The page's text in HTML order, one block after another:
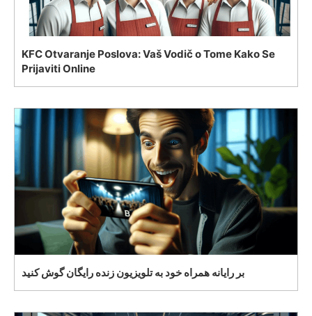
KFC Otvaranje Poslova: Vaš Vodič o Tome Kako Se
Prijaviti Online
بر رایانه همراه خود به تلویزیون زنده رایگان گوش کنید